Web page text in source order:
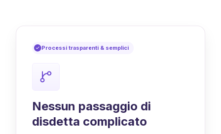
Processi trasparenti & semplici
Nessun passaggio di
disdetta complicato